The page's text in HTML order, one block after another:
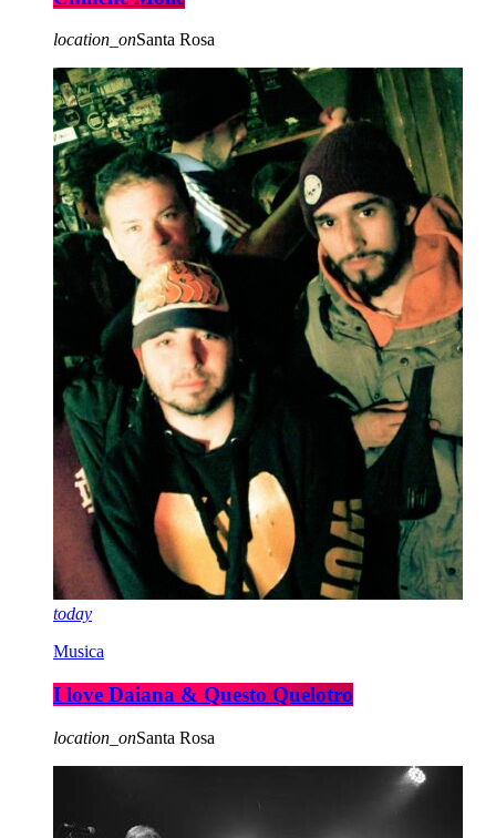
location_onSanta Rosa
today
Musica
I love Daiana & Questo Quelotro
location_onSanta Rosa